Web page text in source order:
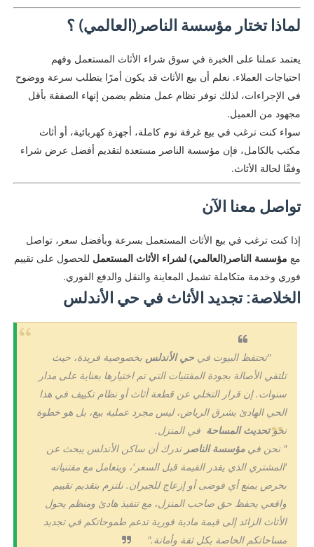
لماذا تختار مؤسسة الناصر(العالمي) ؟
يعتمد عملنا على الخبرة في سوق شراء الأثاث المستعمل وفهم
احتياجات العملاء. نعلم أن بيع الأثاث قد يكون أمرًا يتطلب سرعة ووضوح
في الإجراءات، لذلك نوفر نظام عمل منظم يضمن إنهاء الصفقة بأقل
مجهود من العميل.
سواء كنت ترغب في بيع غرفة نوم كاملة، أجهزة كهربائية، أو أثاث
مكتب بالكامل، فإن مؤسسة الناصر مستعدة لتقديم أفضل عرض شراء
وفقًا لحالة الأثاث.
تواصل معنا الآن
إذا كنت ترغب في بيع الأثاث المستعمل بسرعة وبأفضل سعر، تواصل
مع مؤسسة الناصر(العالمي) لشراء الأثاث المستعمل للحصول على تقييم
فوري وخدمة متكاملة تشمل المعاينة والنقل والدفع الفوري.
الخلاصة: تجديد الأثاث في حي الأندلس
"تحتفظ البيوت في حي الأندلس بخصوصية فريدة، حيث
تلتقي الأصالة بجودة المقتنيات التي تم اختيارها بعناية على مدار
سنوات. إن قرار التخلي عن قطعة أثاث أو نظام تكييف في هذا
الحي الهادئ بشرق الرياض، ليس مجرد عملية بيع، بل هو خطوة
نحوتحديث المساحة في المنزل.
" نحن فيمؤسسة الناصر ندرك أن ساكن الأندلس يبحث عن
'المشتري الذي يقدر القيمة قبل السعر'، ويتعامل مع مقتنياته
بحرص يمنع أي فوضى أو إزعاج للجيران. نلتزم بتقديم تقييم
واقعي يحفظ حق صاحب المنزل، مع تنفيذ هادئ ومنظم يحول
الأثاث الزائد إلى قيمة مادية فورية تدعم طموحاتكم في تجديد
مساحاتكم الخاصة بكل ثقة وأمانة."